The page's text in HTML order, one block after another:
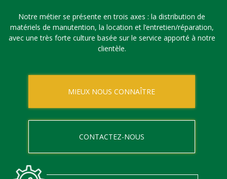
Notre métier se présente en trois axes : la distribution de
matériels de manutention, la location et l’entretien/réparation,
avec une très forte culture basée sur le service apporté à notre
clientèle.
MIEUX NOUS CONNAÎTRE
CONTACTEZ-NOUS